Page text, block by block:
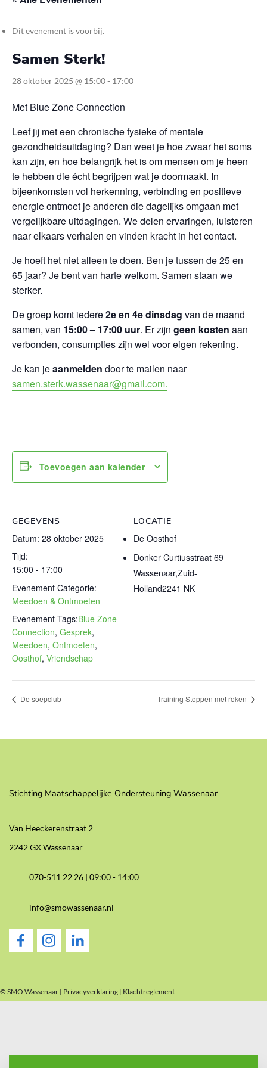
Dit evenement is voorbij.
Samen Sterk!
28 oktober 2025 @ 15:00- 17:00
Met Blue Zone Connection
Leef jij met een chronische fysieke of mentale
gezondheidsuitdaging? Dan weet je hoe zwaar het soms
kan zijn, en hoe belangrijk het is om mensen om je heen
te hebben die écht begrijpen wat je doormaakt. In
bijeenkomsten vol herkenning, verbinding en positieve
energie ontmoet je anderen die dagelijks omgaan met
vergelijkbare uitdagingen. We delen ervaringen, luisteren
naar elkaars verhalen en vinden kracht in het contact.
Je hoeft het niet alleen te doen. Ben je tussen de 25 en
65 jaar? Je bent van harte welkom. Samen staan we
sterker.
De groep komt iedere2e en 4e dinsdag van de maand
samen, van 15:00 – 17:00 uur. Er zijn geen kosten aan
verbonden, consumpties zijn wel voor eigen rekening.
Je kan jeaanmelden door te mailen naar
samen.sterk.wassenaar@gmail.com.
Toevoegen aan kalender
GEGEVENS
Datum: 28 oktober 2025
Tijd:
15:00 - 17:00
Evenement Categorie:
Meedoen & Ontmoeten
Evenement Tags:Blue Zone
Connection, Gesprek,
Meedoen, Ontmoeten,
Oosthof, Vriendschap
LOCATIE
De Oosthof
Donker Curtiusstraat 69
Wassenaar,Zuid-
Holland2241 NK
De soepclub Training Stoppen met roken
Stichting Maatschappelijke Ondersteuning Wassenaar
Van Heeckerenstraat 2
2242 GX Wassenaar
070-511 22 26 |09:00 - 14:00
info@smowassenaar.nl
© SMO Wassenaar | Privacyverklaring | Klachtreglement